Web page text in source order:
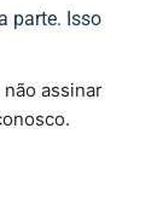
parte. Isso
assinar